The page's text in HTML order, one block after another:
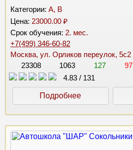
Категории: A, B
Цена: 23000.00 ₽
Срок обучения: 2. мес.
+7(499) 346-60-82
Москва, ул. Орликов переулок, 5с2
23308
1063 127
97
4.83 / 131
Подробнее